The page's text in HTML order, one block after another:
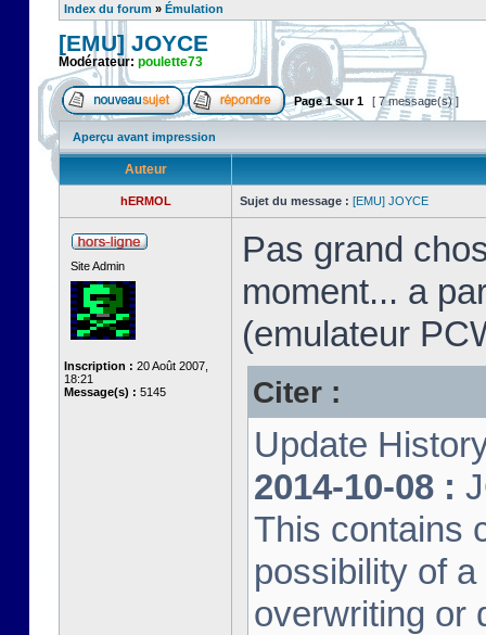
Index du forum » Émulation
[EMU] JOYCE
Modérateur: poulette73
Page1sur1 [ 7 message(s) ]
Aperçu avant impression
Auteur
hERMOL Sujet du message : [EMU] JOYCE
Site Admin
Inscription : 20 Août 2007,
18:21
Message(s) : 5145
Pas grand
moment... a
(emulateur
Citer :
Update
2014-10-08 :
This contains
possibility of
overwriting or